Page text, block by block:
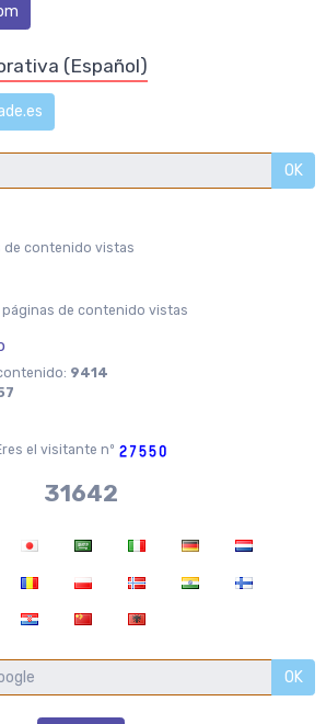
(Español)
OK
de contenido vistas
páginas de contenido vistas
9414
el visitante nº
37970
OK